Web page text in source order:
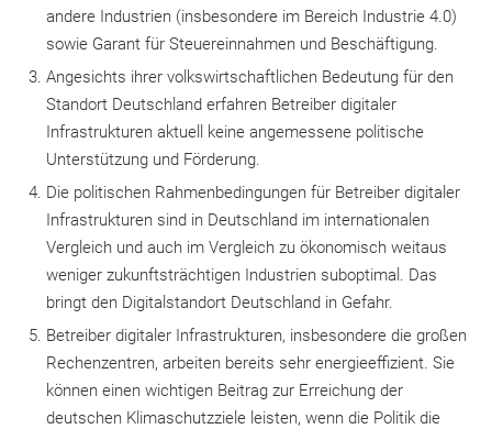
andere Industrien (insbesondere im Bereich Industrie 4.0)
sowie Garant für Steuereinnahmen und Beschäftigung.
Angesichts ihrer volkswirtschaftlichen Bedeutung für den
Standort Deutschland erfahren Betreiber digitaler
Infrastrukturen aktuell keine angemessene politische
Unterstützung und Förderung.
Die politischen Rahmenbedingungen für Betreiber digitaler
Infrastrukturen sind in Deutschland im internationalen
Vergleich und auch im Vergleich zu ökonomisch weitaus
weniger zukunftsträchtigen Industrien suboptimal. Das
bringt den Digitalstandort Deutschland in Gefahr.
Betreiber digitaler Infrastrukturen, insbesondere die großen
Rechenzentren, arbeiten bereits sehr energieeffizient. Sie
können einen wichtigen Beitrag zur Erreichung der
deutschen Klimaschutzziele leisten, wenn die Politik die